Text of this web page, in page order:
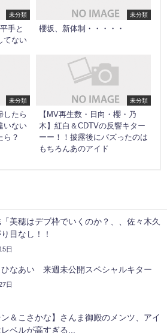
未分類
手と
てない
未分類
櫻坂、新体制・・・・・
未分類
したら
いない
ら？
未分類
【MV再生数・日向・櫻・乃
木】紅白＆CDTVの反響キター
ーー！！披露後にバズったのは
もちろんあのアイド
美穂はデブ枠でいくのか？、、佐々木久
目なし！！
日
ひなあい 来週未公開スペシャルキター
日
ン＆こさかな】さんま御殿のメンツ、アイ
レベルが高すぎる...